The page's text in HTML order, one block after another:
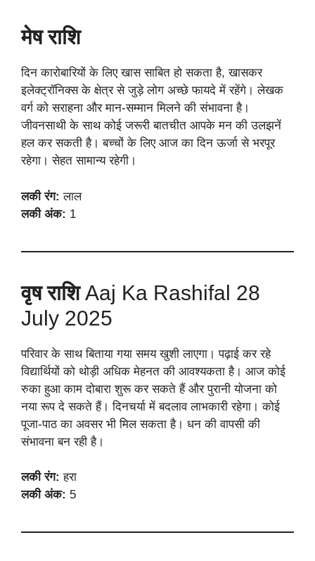
मेष राशि
दिन कारोबारियों के लिए खास साबित हो सकता है, खासकर
इलेक्ट्रॉनिक्स के क्षेत्र से जुड़े लोग अच्छे फायदे में रहेंगे। लेखक
वर्ग को सराहना और मान-सम्मान मिलने की संभावना है।
जीवनसाथी के साथ कोई जरूरी बातचीत आपके मन की उलझनें
हल कर सकती है। बच्चों के लिए आज का दिन ऊर्जा से भरपूर
रहेगा। सेहत सामान्य रहेगी।
लकी रंग: लाल
लकी अंक: 1
वृष राशिAaj Ka Rashifal 28
July 2025
परिवार के साथ बिताया गया समय खुशी लाएगा। पढ़ाई कर रहे
विद्यार्थियों को थोड़ी अधिक मेहनत की आवश्यकता है। आज कोई
रुका हुआ काम दोबारा शुरू कर सकते हैं और पुरानी योजना को
नया रूप दे सकते हैं। दिनचर्या में बदलाव लाभकारी रहेगा। कोई
पूजा-पाठ का अवसर भी मिल सकता है। धन की वापसी की
संभावना बन रही है।
लकी रंग: हरा
लकी अंक: 5